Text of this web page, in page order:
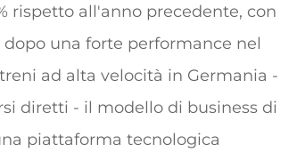
rispetto all'anno precedente, con
una forte performance nel
ad alta velocità in Germania -
diretti - il modello di business di
piattaforma tecnologica